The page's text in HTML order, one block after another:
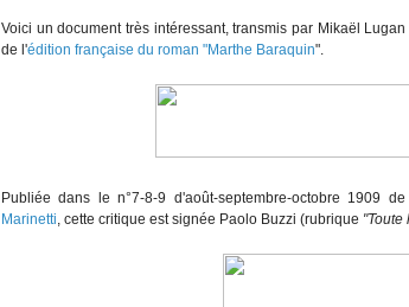
Voici un document très intéressant, transmis par Mikaël Lugan
de l'édition française du roman "Marthe Baraquin".
Publiée dans le n°7-8-9 d'août-septembre-octobre 1909
Marinetti, cette critique est signée Paolo Buzzi (rubrique "Toute